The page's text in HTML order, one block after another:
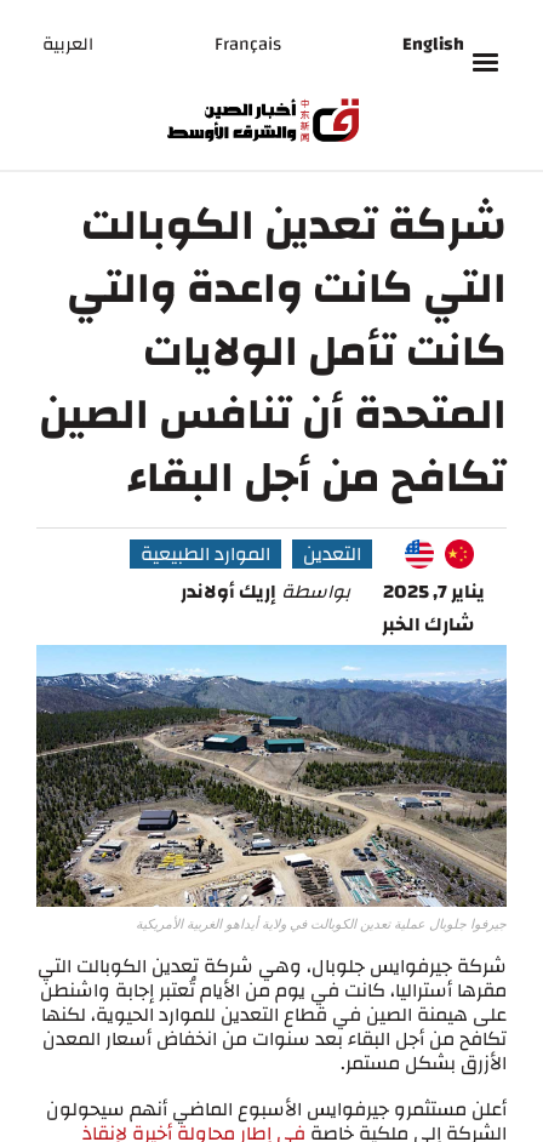
English
Français العربية
شركة تعدين الكوبالت
التي كانت واعدة والتي
كانت تأمل الولايات
المتحدة أن تنافس الصين
تكافح من أجل البقاء
التعدين
الموارد الطبيعية
يناير 7, 2025
بواسطة إريك أولاندر
شارك الخبر
جيرفوا جلوبال عملية تعدين الكوبالت في ولاية أيداهو الغربية الأمريكية
شركة جيرفوايس جلوبال، وهي شركة تعدين الكوبالت التي
مقرها أستراليا، كانت في يوم من الأيام تُعتبر إجابة واشنطن
على هيمنة الصين في قطاع التعدين للموارد الحيوية، لكنها
تكافح من أجل البقاء بعد سنوات من انخفاض أسعار المعدن
الأزرق بشكل مستمر.
أعلن مستثمرو جيرفوايس الأسبوع الماضي أنهم سيحولون
الشركة إلى ملكية خاصة في إطار محاولة أخيرة لإنقاذ